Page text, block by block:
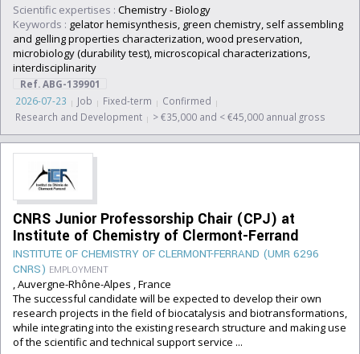
Scientific expertises : Chemistry-Biology
Keywords : gelator hemisynthesis, green chemistry, self assembling
and gelling properties characterization, wood preservation,
microbiology (durability test), microscopical characterizations,
interdisciplinarity
Ref. ABG-139901
2026-07-23
Job Fixed-term
Confirmed
Research and Development
> €35,000 and < €45,000 annual gross
CNRS Junior Professorship Chair (CPJ) at
Institute of Chemistry of Clermont-Ferrand
INSTITUTE OF CHEMISTRY OF CLERMONT-FERRAND (UMR 6296
CNRS) EMPLOYMENT
, Auvergne-Rhône-Alpes , France
The successful candidate will be expected to develop their own
research projects in the field of biocatalysis and biotransformations,
while integrating into the existing research structure and making use
of the scientific and technical support service ...